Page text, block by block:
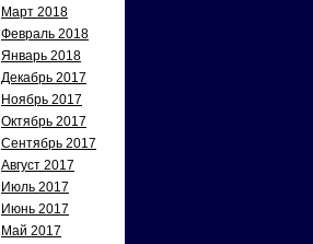
Март 2018
Февраль 2018
Январь 2018
Декабрь 2017
Ноябрь 2017
Октябрь 2017
Сентябрь 2017
Август 2017
Июль 2017
Июнь 2017
Май 2017